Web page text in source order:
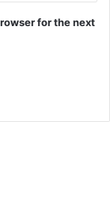
for the next